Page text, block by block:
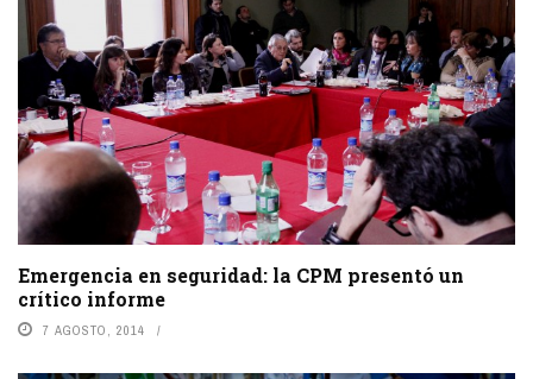
Emergencia en seguridad: la CPM presentó un
crítico informe
7 AGOSTO, 2014